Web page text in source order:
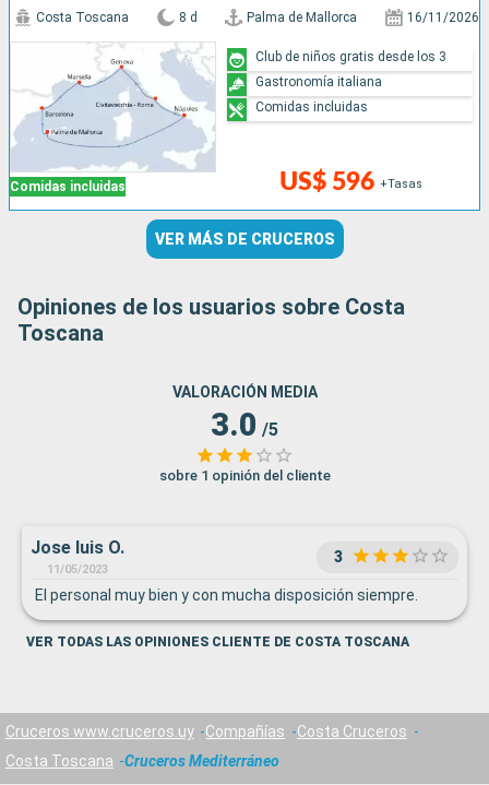
Comidas incluidas
Costa Toscana 8 d Palma de Mallorca 16/11/2026
US$ 596 +Tasas
Club de niños gratis desde los 3
Gastronomía italiana
Comidas incluidas
VER MÁS DE CRUCEROS
Opiniones de los usuarios sobre Costa
Toscana
VALORACIÓN MEDIA
3.0 /5
sobre 1 opinión del cliente
Jose luis O.
11/05/2023
3
El personal muy bien y con mucha disposición siempre.
VER TODAS LAS OPINIONES CLIENTE DE COSTA TOSCANA
Cruceros www.cruceros.uy Compañías
Costa Cruceros
Costa Toscana
Cruceros Mediterráneo